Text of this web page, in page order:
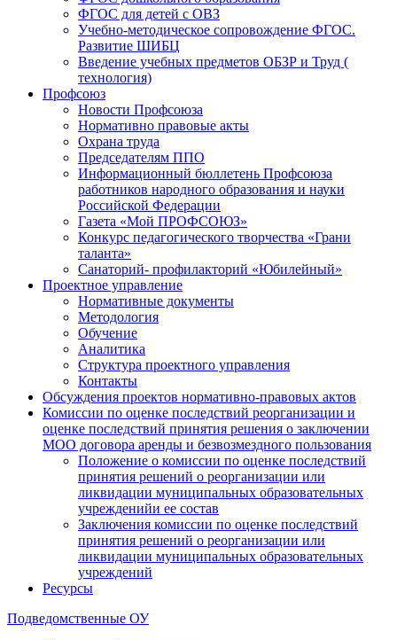
ФГОС для детей с ОВЗ
Учебно-методическое сопровождение ФГОС.
Развитие ШИБЦ
Введение учебных предметов ОБЗР и Труд (
технология)
Профсоюз
Новости Профсоюза
Нормативно правовые акты
Охрана труда
Председателям ППО
Информационный бюллетень Профсоюза
работников народного образования и науки
Российской Федерации
Газета «Мой ПРОФСОЮЗ»
Конкурс педагогического творчества «Грани
таланта»
Санаторий- профилакторий «Юбилейный»
Проектное управление
Нормативные документы
Методология
Обучение
Аналитика
Структура проектного управления
Контакты
Обсуждения проектов нормативно-правовых актов
Комиссии по оценке последствий реорганизации и
оценке последствий принятия решения о заключении
МОО договора аренды и безвозмездного пользования
Положение о комиссии по оценке последствий
принятия решений о реорганизации или
ликвидации муниципальных образовательных
учрежденийи ее состав
Заключения комиссии по оценке последствий
принятия решений о реорганизации или
ликвидации муниципальных образовательных
учреждений
Ресурсы
Подведомственные ОУ